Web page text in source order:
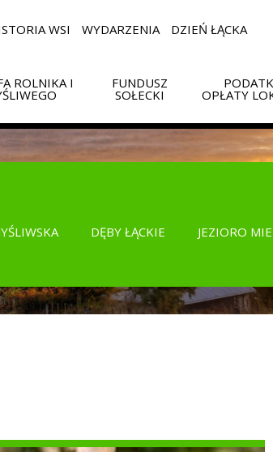
WSI WYDARZENIA DZIEŃ ŁĄCKA
ROLNIKA I FUNDUSZ
SOŁECKI OPŁATY
DĘBY ŁĄCKIE JEZIORO